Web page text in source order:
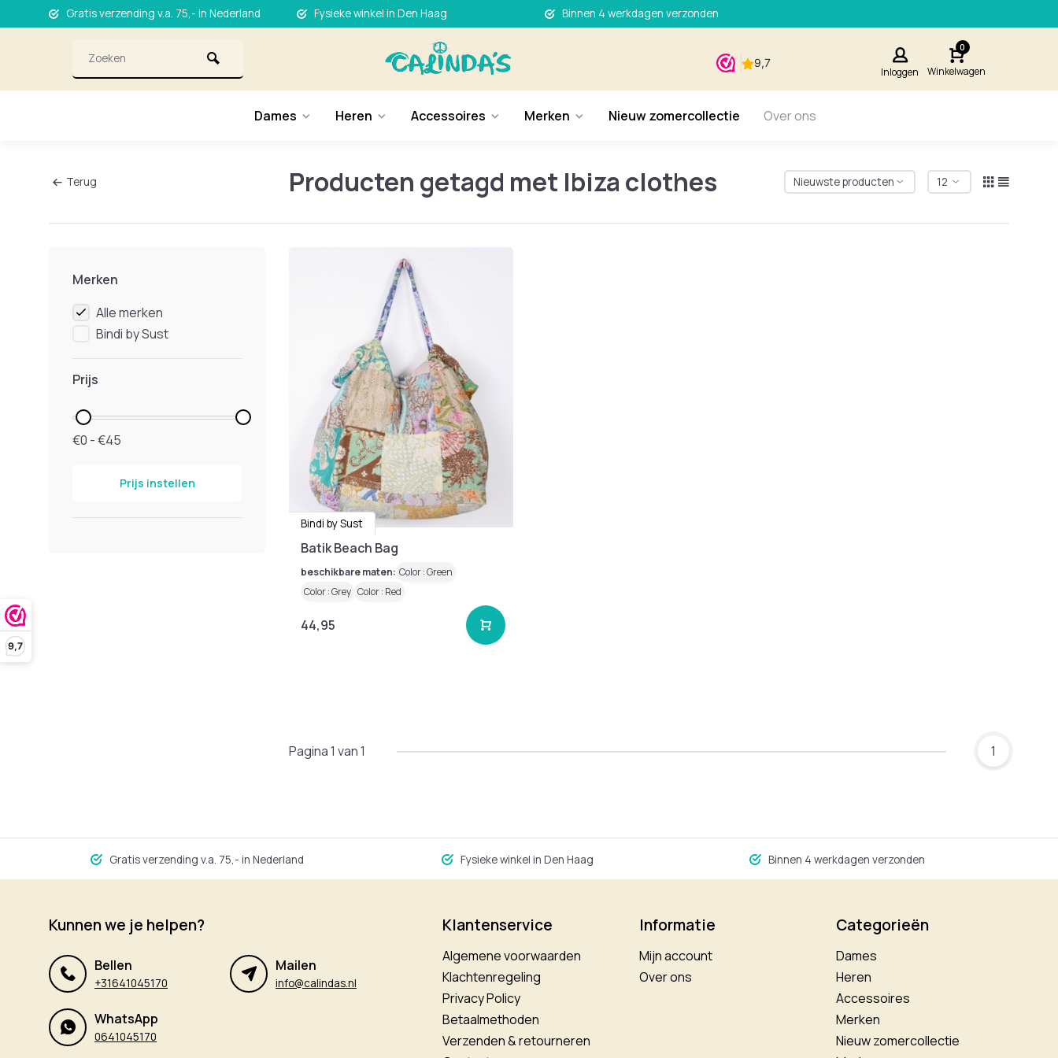
9,7
Gratis verzending v.a. 75,- in Nederland Fysieke winkel in Den Haag Binnen 4 werkdagen verzonden
Inloggen
0
Winkelwagen
Dames Heren Accessoires Merken Nieuw zomercollectie Over ons
Terug Producten getagd met Ibiza clothes
Merken
Alle merken
Bindi by Sust
Prijs
€0 - €45
Prijs instellen
Bindi by Sust
Batik Beach Bag
beschikbare maten: Color : Green
Color : Grey Color : Red
44,95
Pagina 1 van 1 1
Gratis verzending v.a. 75,- in Nederland Fysieke winkel in Den Haag Binnen 4 werkdagen verzonden
Kunnen we je helpen?
Bellen
+31641045170
Mailen
info@calindas.nl
WhatsApp
0641045170
Klantenservice
Algemene voorwaarden
Klachtenregeling
Privacy Policy
Betaalmethoden
Verzenden & retourneren
Informatie
Mijn account
Over ons
Categorieën
Dames
Heren
Accessoires
Merken
Nieuw zomercollectie